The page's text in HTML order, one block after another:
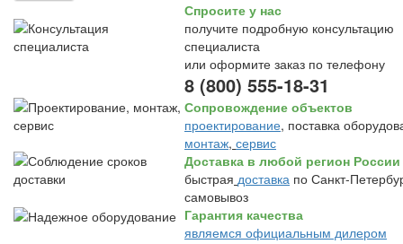
Спросите у нас
получите подробную консультацию
специалиста
или оформите заказ по телефону
8 (800) 555-18-31
Сопровождение объектов
проектирование, поставка
монтаж, сервис
Доставка в любой регион России
быстрая доставка по Санкт-
самовывоз
Гарантия качества
являемся официальным дилером